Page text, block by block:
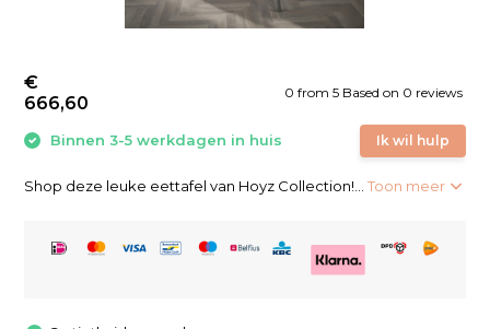
0 from 5 Based on 0 reviews
Ik wil hulp
€
666,60
Binnen 3-5 werkdagen in huis
Shop deze leuke eettafel van Hoyz Collection!...Toon meer